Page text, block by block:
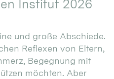
Institut 2026
und große Abschiede.
Reflexen von Eltern,
Begegnung mit
möchten. Aber